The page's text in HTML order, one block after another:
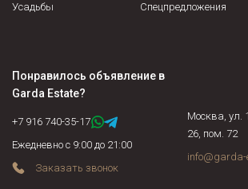
интерьера, мебель, оборудование и
сдаваемого коттеджа, в ней же
предметов антиквариата, эксклюзивных
интерьера).
Усадьбы
Спецпредложения
Понравилось объявление в
Garda Estate?
+7 916 740-35-17
Ежедневно с 9:00 до 21:00
Заказать звонок
Москва, ул.
26, пом. 72
info@garda-